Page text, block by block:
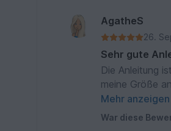
AgatheS
26.
Sehr gute
Die Anleitung
meine Größe
einen in einer
Mehr anzeigen
War diese